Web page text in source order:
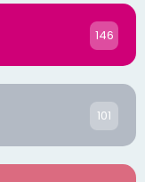
146
101